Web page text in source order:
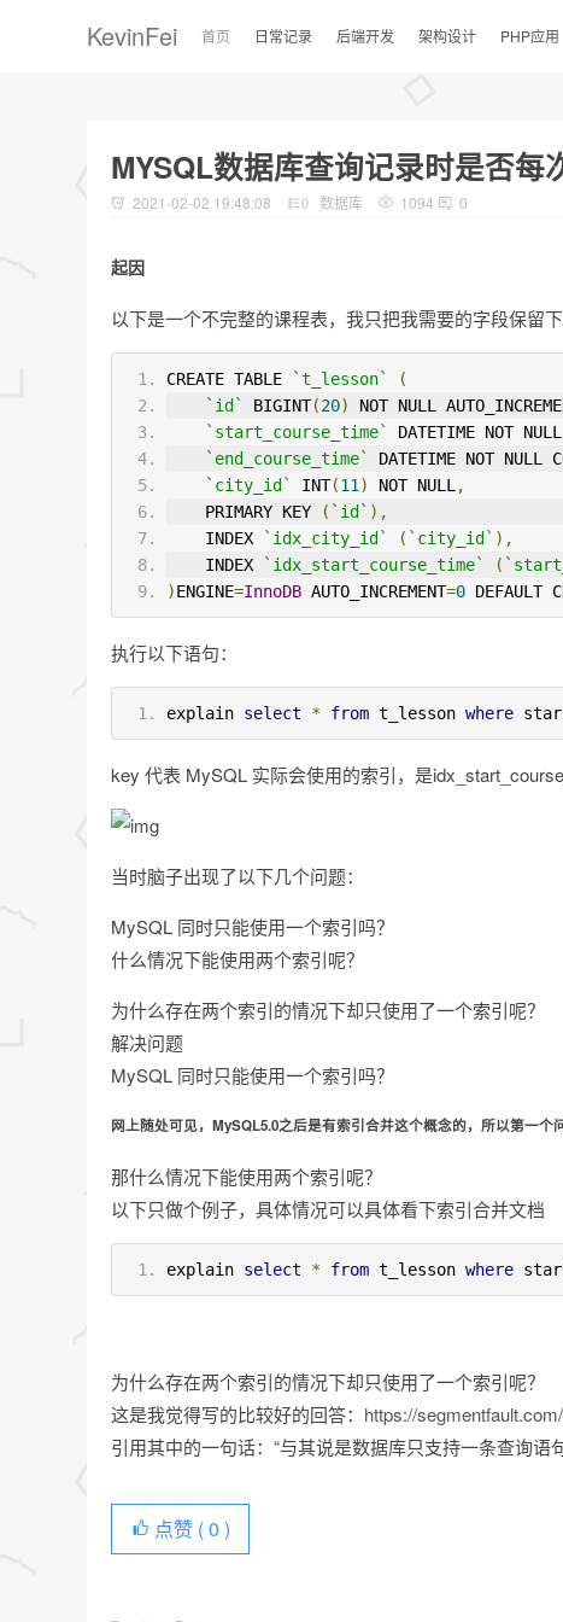
KevinFei 首页 日常记录 后端开发 架构设计 PHP应用
MYSQL数据库查询记录时是否每
2021-02-02 19:48:08 0 数据库 1094 0
起因
以下是一个不完整的课程表，我只把我需要的字段保留
CREATE TABLE `t_lesson`
(
`id`
BIGINT(20) NOT NULL
`start_course_time`
DATETIME NOT NULL
`end_course_time`
DATETIME NOT NULL
`city_id`
INT(11) NOT NULL,
    PRIMARY KEY
( `id` ),
    INDEX
`idx_city_id` ( `city_id` ),
    INDEX
`idx_start_course_time` (
)ENGINE=InnoDB AUTO_INCREMENT=0 DEFAULT
执行以下语句：
explain select * from t_lesson where
key 代表 MySQL 实际会使用的索引，是
当时脑子出现了以下几个问题：
MySQL 同时只能使用一个索引吗？
什么情况下能使用两个索引呢？
为什么存在两个索引的情况下却只使用了一个索引呢？
解决问题
MySQL 同时只能使用一个索引吗？
网上随处可见，MySQL5.0之后是有索引合并这个概念的，所以第一
那什么情况下能使用两个索引呢？
以下只做个例子，具体情况可以具体看下索引合并文档
explain select * from t_lesson where
为什么存在两个索引的情况下却只使用了一个索引呢？
这是我觉得写的比较好的回答： https://
引用其中的一句话：“与其说是数据库只支持一条查询
点赞 (0 )